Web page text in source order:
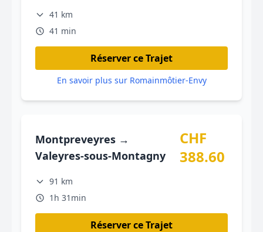
41 km
41 min
Réserver ce Trajet
En savoir plus sur Romainmôtier-Envy
Montpreveyres →
Valeyres-sous-Montagny
CHF
388.60
91 km
1h 31min
Réserver ce Trajet